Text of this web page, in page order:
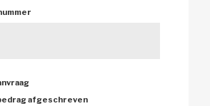
afgeschreven